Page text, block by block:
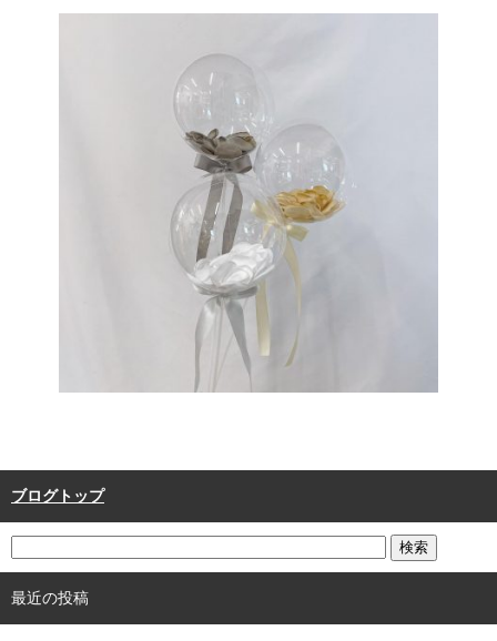
ブログトップ
最近の投稿